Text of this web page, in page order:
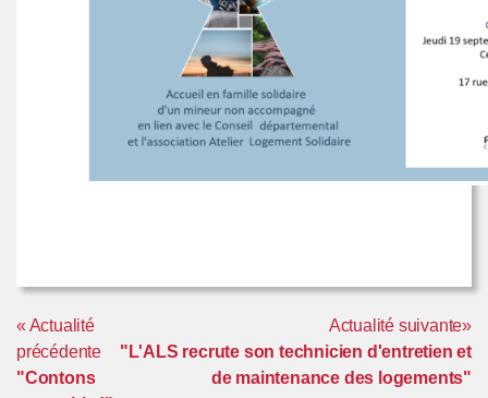
« Actualité
précédente
"Contons
Actualité suivante»
"L'ALS recrute son technicien d'entretien et
de maintenance des logements"